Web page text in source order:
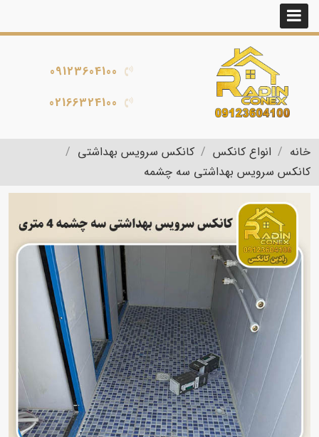
09123604100
02166324100
خانه انواع کانکس
کانکس سرویس بهداشتی
کانکس سرویس بهداشتی سه چشمه